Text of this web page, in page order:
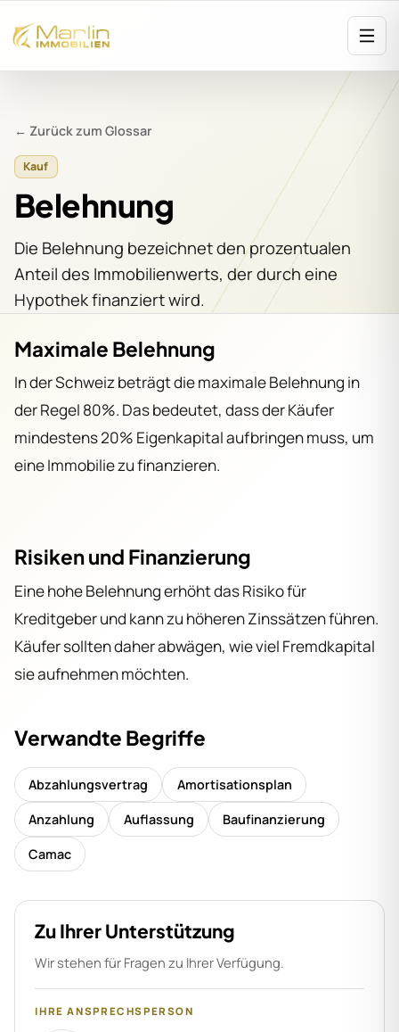
← Zurück zum Glossar
Kauf
Belehnung
Die Belehnung bezeichnet den prozentualen
Anteil des Immobilienwerts, der durch eine
Hypothek finanziert wird.
Maximale Belehnung
In der Schweiz beträgt die maximale Belehnung in
der Regel 80%. Das bedeutet, dass der Käufer
mindestens 20% Eigenkapital aufbringen muss, um
eine Immobilie zu finanzieren.
Risiken und Finanzierung
Eine hohe Belehnung erhöht das Risiko für
Kreditgeber und kann zu höheren Zinssätzen führen.
Käufer sollten daher abwägen, wie viel Fremdkapital
sie aufnehmen möchten.
Verwandte Begriffe
Abzahlungsvertrag Amortisationsplan
Anzahlung Auflassung Baufinanzierung
Camac
Zu Ihrer Unterstützung
Wir stehen für Fragen zu Ihrer Verfügung.
IHRE ANSPRECHSPERSON